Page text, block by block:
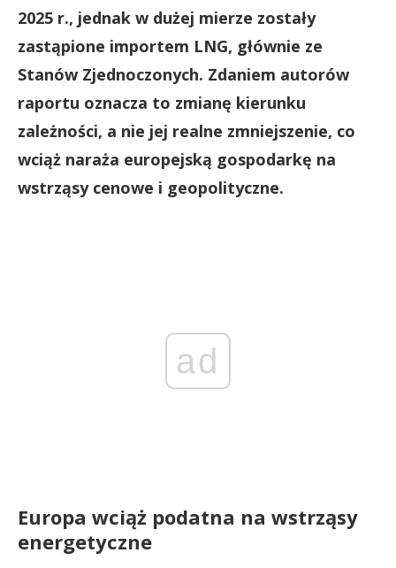
2025 r., jednak w dużej mierze zostały
zastąpione importem LNG, głównie ze
Stanów Zjednoczonych. Zdaniem autorów
raportu oznacza to zmianę kierunku
zależności, a nie jej realne zmniejszenie, co
wciąż naraża europejską gospodarkę na
wstrząsy cenowe i geopolityczne.
ad
Europa wciąż podatna na wstrząsy
energetyczne